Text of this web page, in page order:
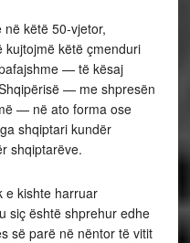
këtë 50-vjetor,
kujtojmë këtë çmenduri
— të kësaj
— me shpresën
— në ato forma ose
shqiptari kundër
shqiptarëve.
e kishte harruar
siç është shprehur edhe
së parë në nëntor të vitit